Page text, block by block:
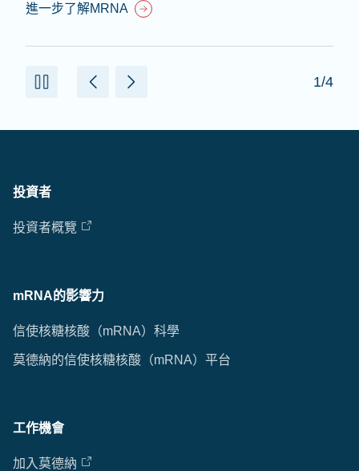
進一步了解MRNA
1/4
投資者
投資者概覽
mRNA的影響力
信使核糖核酸（mRNA）科學
莫德納的信使核糖核酸（mRNA）平台
工作機會
加入莫德納